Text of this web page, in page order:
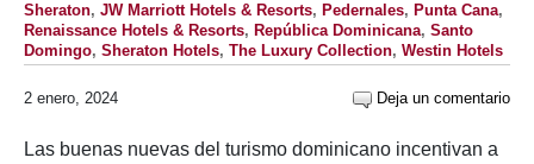
Sheraton, JW Marriott Hotels & Resorts, Pedernales, Punta Cana,
Renaissance Hotels & Resorts, República Dominicana, Santo
Domingo, Sheraton Hotels, The Luxury Collection, Westin Hotels
2 enero, 2024 Deja un comentario
Las buenas nuevas del turismo dominicano incentivan a